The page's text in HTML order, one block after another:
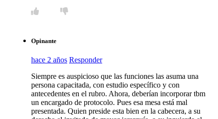
Opinante
hace 2 años Responder
Siempre es auspicioso que las funciones las asuma una
persona capacitada, con estudio específico y con
antecedentes en el rubro. Ahora, deberían incorporar tbm
un encargado de protocolo. Pues esa mesa está mal
presentada. Quien preside esta bien en la cabecera, a su